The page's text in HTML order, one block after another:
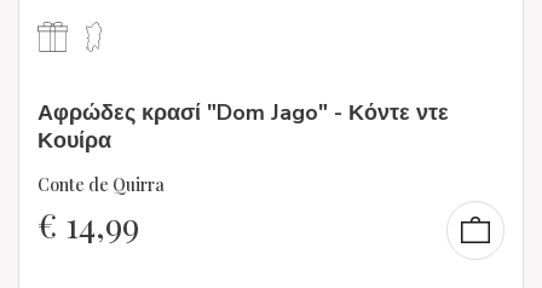
Αφρώδες κρασί "Dom Jago" - Κόντε ντε
Κουίρα
Conte de Quirra
€ 14,99